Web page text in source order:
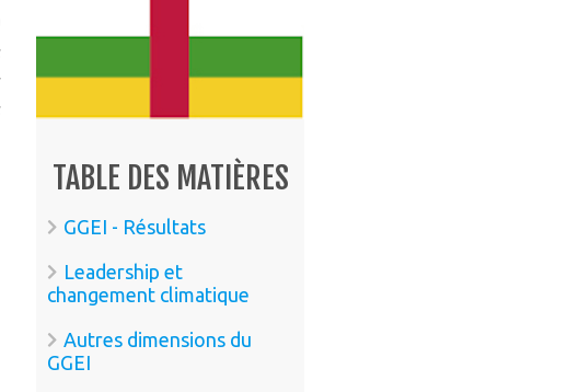
TABLE DES MATIÈRES
GGEI - Résultats
Leadership et
changement climatique
Autres dimensions du
GGEI